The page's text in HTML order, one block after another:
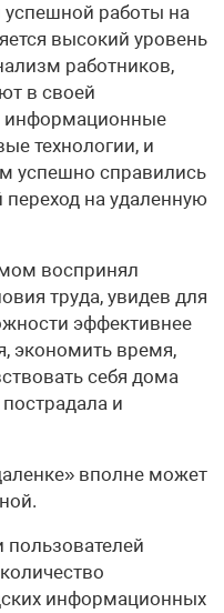
работы на
высокий уровень
работников,
в своей
информационные
технологии, и
успешно справились
на удаленную
воспринял
труда, увидев для
эффективнее
экономить время,
себя дома
и
вполне может
информационных